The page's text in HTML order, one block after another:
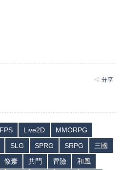
分享
FPS Live2D
MMORPG
SLG SPRG SRPG
三國
像素 共鬥 冒險
和風